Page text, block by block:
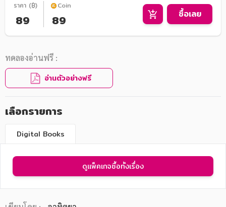
ราคา (฿)
89
Coin
89 ซื้อเลย
ทดลองอ่านฟรี :
อ่านตัวอย่างฟรี
เลือกรายการ
Digital Books
ดูแพ็คเกจซื้อทั้งเรื่อง